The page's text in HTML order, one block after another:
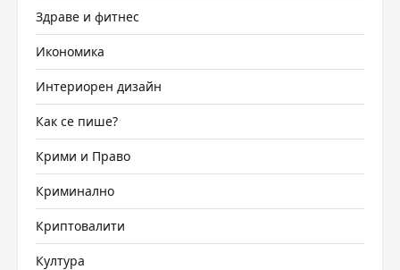
Здраве и фитнес
Икономика
Интериорен дизайн
Как се пише?
Крими и Право
Криминално
Криптовалити
Култура